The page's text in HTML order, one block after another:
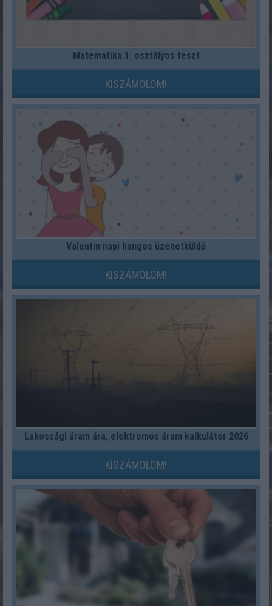
Matematika 1. osztályos teszt
KISZÁMOLOM!
Valentin napi hangos üzenetküldő
KISZÁMOLOM!
Lakossági áram ára, elektromos áram kalkulátor 2026
KISZÁMOLOM!